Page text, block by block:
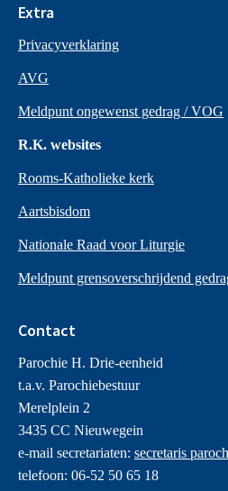
Extra
Privacyverklaring
AVG
Meldpunt ongewenst gedrag / VOG
R.K. websites
Rooms-Katholieke kerk
Aartsbisdom
Nationale Raad voor Liturgie
Meldpunt grensoverschrijdend
Contact
Parochie H. Drie-eenheid
t.a.v. Parochiebestuur
Merelplein 2
3435 CC Nieuwegein
e-mail secretariaten: secretaris
telefoon: 06-52 50 65 18